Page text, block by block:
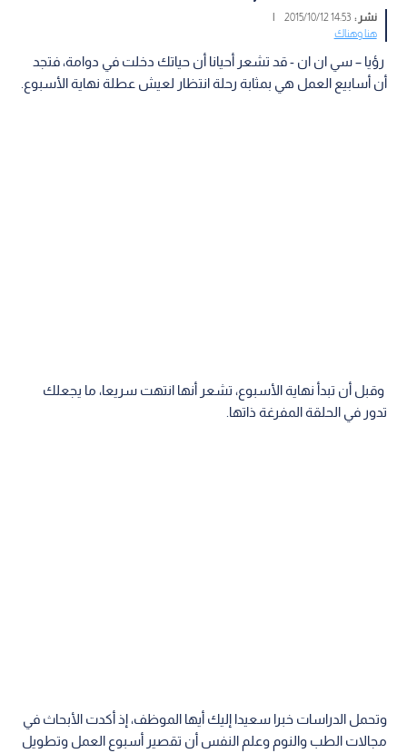
نشر :14:53 2015/10/12
|
هنا وهناك
رؤيا – سي ان ان - قد تشعر أحيانا أن حياتك دخلت في دوامة، فتجد
أن أسابيع العمل هي بمثابة رحلة انتظار لعيش عطلة نهاية الأسبوع.
وقبل أن تبدأ نهاية الأسبوع، تشعر أنها انتهت سريعا، ما يجعلك
تدور في الحلقة المفرغة ذاتها.
وتحمل الدراسات خبرا سعيدا إليك أيها الموظف، إذ أكدت الأبحاث في
مجالات الطب والنوم وعلم النفس أن تقصير أسبوع العمل وتطويل